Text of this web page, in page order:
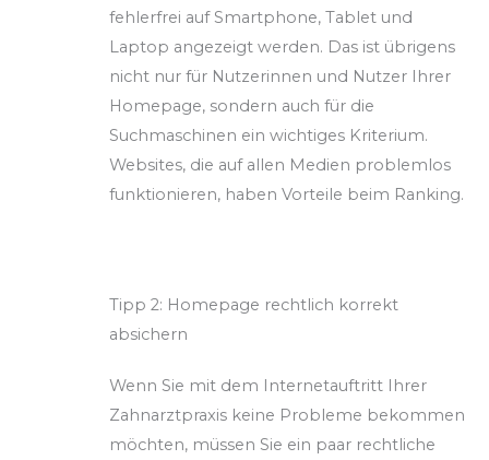
fehlerfrei auf Smartphone, Tablet und
Laptop angezeigt werden. Das ist übrigens
nicht nur für Nutzerinnen und Nutzer Ihrer
Homepage, sondern auch für die
Suchmaschinen ein wichtiges Kriterium.
Websites, die auf allen Medien problemlos
funktionieren, haben Vorteile beim Ranking.
Tipp 2: Homepage rechtlich korrekt
absichern
Wenn Sie mit dem Internetauftritt Ihrer
Zahnarztpraxis keine Probleme bekommen
möchten, müssen Sie ein paar rechtliche